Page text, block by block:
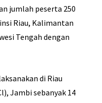
jumlah peserta 250
Riau, Kalimantan
Tengah dengan
di Riau
Jambi sebanyak 14